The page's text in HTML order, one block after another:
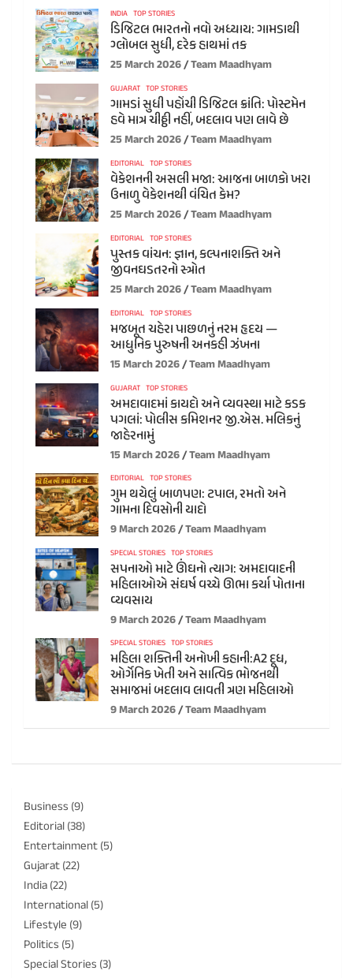
INDIA TOP STORIES
ડિજિટલ ભારતનો નવો અધ્યાય: ગામડાથી
ગ્લોબલ સુધી, દરેક હાથમાં તક
25 March 2026 Team Maadhyam
GUJARAT TOP STORIES
ગામડાં સુધી પહોંચી ડિજિટલ ક્રાંતિ: પોસ્ટમેન
હવે માત્ર ચીઠ્ઠી નહીં, બદલાવ પણ લાવે છે
25 March 2026 Team Maadhyam
EDITORIAL TOP STORIES
વેકેશનની અસલી મજા: આજના બાળકો ખરા
ઉનાળુ વેકેશનથી વંચિત કેમ?
25 March 2026 Team Maadhyam
EDITORIAL TOP STORIES
પુસ્તક વાંચન: જ્ઞાન, કલ્પનાશક્તિ અને
જીવનઘડતરનો સ્ત્રોત
25 March 2026 Team Maadhyam
EDITORIAL TOP STORIES
મજબૂત ચહેરા પાછળનું નરમ હૃદય —
આધુનિક પુરુષની અનકહી ઝંખના
15 March 2026 Team Maadhyam
GUJARAT TOP STORIES
અમદાવાદમાં કાયદો અને વ્યવસ્થા માટે કડક
પગલાં: પોલીસ કમિશનર જી.એસ. મલિકનું
જાહેરનામું
15 March 2026 Team Maadhyam
EDITORIAL TOP STORIES
ગુમ થયેલું બાળપણ: ટપાલ, રમતો અને
ગામના દિવસોની યાદો
9 March 2026 Team Maadhyam
SPECIAL STORIES TOP STORIES
સપનાઓ માટે ઊંઘનો ત્યાગ: અમદાવાદની
મહિલાઓએ સંઘર્ષ વચ્ચે ઊભા કર્યા પોતાના
વ્યવસાય
9 March 2026 Team Maadhyam
SPECIAL STORIES TOP STORIES
મહિલા શક્તિની અનોખી કહાની:A2 દૂધ,
ઓર્ગેનિક ખેતી અને સાત્વિક ભોજનથી
સમાજમાં બદલાવ લાવતી ત્રણ મહિલાઓ
9 March 2026 Team Maadhyam
Business (9)
Editorial(38)
Entertainment(5)
Gujarat(22)
India(22)
International(5)
Lifestyle (9)
Politics (5)
Special Stories (3)